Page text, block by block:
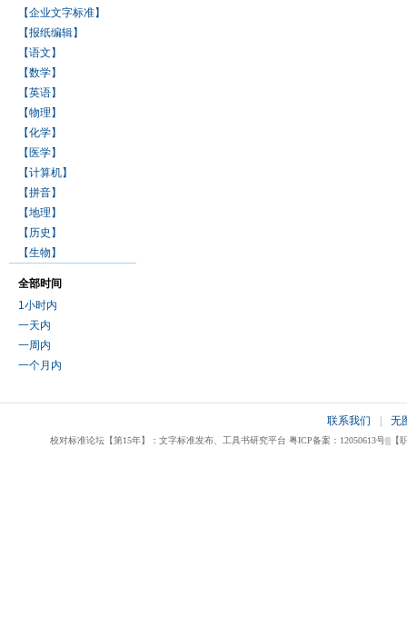
【企业文字标准】
【报纸编辑】
【语文】
【数学】
【英语】
【物理】
【化学】
【医学】
【计算机】
【拼音】
【地理】
【历史】
【生物】
全部时间
1小时内
一天内
一周内
一个月内
联系我们 无
校对标准论坛【第15年】：文字标准发布、工具书研究平台 粤ICP备案：12050613号|||【